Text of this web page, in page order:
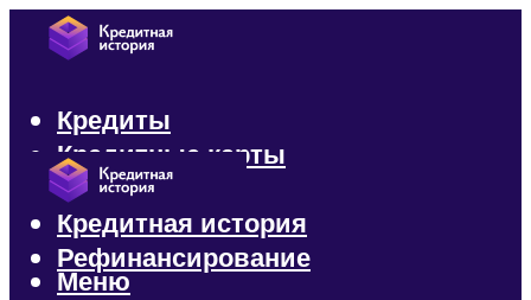
Кредиты
Кредитные карты
Микрозаймы
Кредитная история
Рефинансирование
Меню